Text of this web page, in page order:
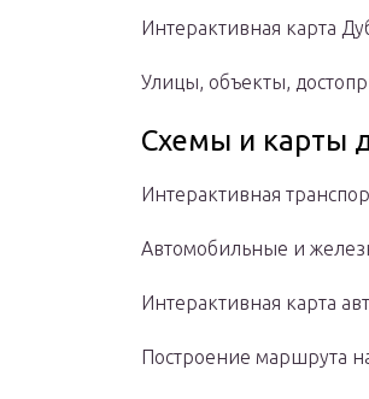
Интерактивная карта
Улицы, объекты,
Схемы и карты
Интерактивная
Автомобильные и
Интерактивная карта
Построение маршрута